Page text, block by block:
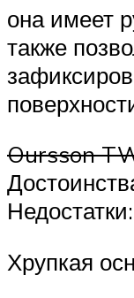
она имеет
также
Oursson
Недостатки:
Хрупкая